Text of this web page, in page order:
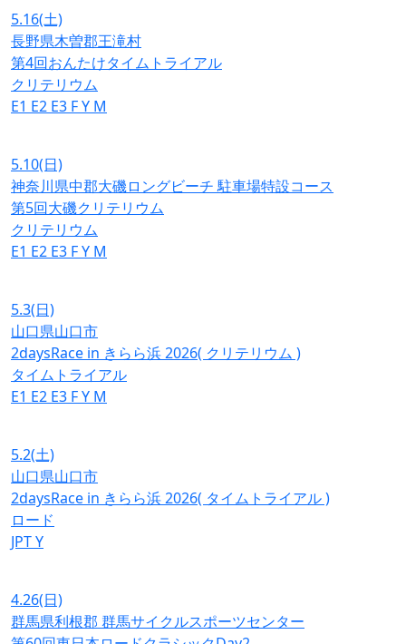
5.16(土)
長野県木曽郡王滝村
第4回おんたけタイムトライアル
クリテリウム
E1 E2 E3 FY M
5.10(日)
神奈川県中郡大磯ロングビーチ 駐車場特設コース
第5回大磯クリテリウム
クリテリウム
E1 E2 E3 FY M
5.3(日)
山口県山口市
2daysRace in きらら浜 2026( クリテリウム )
タイムトライアル
E1 E2 E3 FY M
5.2(土)
山口県山口市
2daysRace in きらら浜 2026( タイムトライアル )
ロード
JPTY
4.26(日)
群馬県利根郡 群馬サイクルスポーツセンター